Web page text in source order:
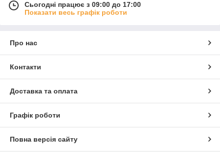
Сьогодні працює з 09:00 до 17:00
Показати весь графік роботи
Про нас
Контакти
Доставка та оплата
Графік роботи
Повна версія сайту